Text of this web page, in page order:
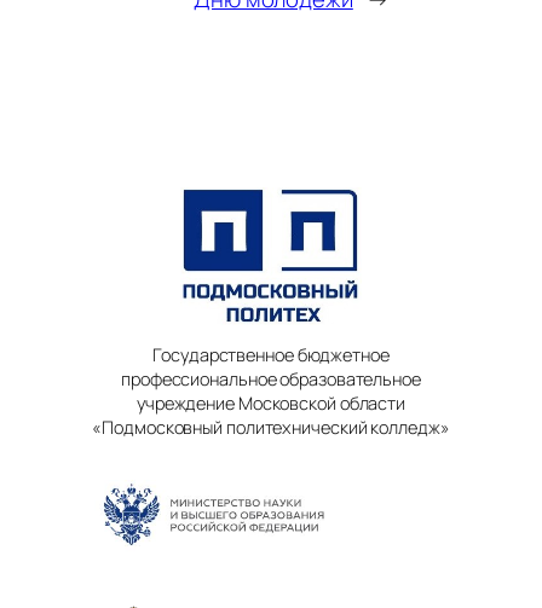
Государственное бюджетное
профессиональное образовательное
учреждение Московской области
«Подмосковный политехнический колледж»